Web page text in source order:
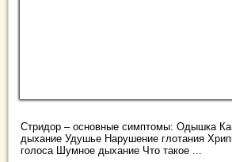
Стридор – основные симптомы: Одышка
дыхание Удушье Нарушение глотания
голоса Шумное дыхание Что такое ...